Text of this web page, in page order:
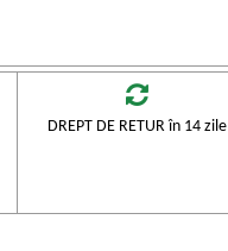
DREPT DE RETUR în 14 zile